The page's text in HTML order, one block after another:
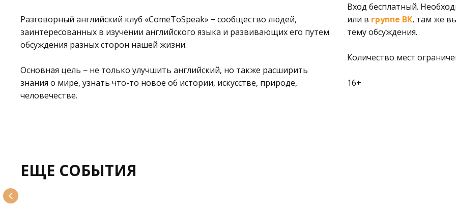
Разговорный английский клуб «ComeToSpeak» − сообщество людей,
заинтересованных в изучении английского языка и развивающих его путем
обсуждения разных сторон нашей жизни.
Основная цель − не только улучшить английский, но также расширить
знания о мире, узнать что-то новое об истории, искусстве, природе,
человечестве.
Вход бесплатный.
или в группе ВК, там же
тему обсуждения.
Количество мест
16+
ЕЩЕ СОБЫТИЯ